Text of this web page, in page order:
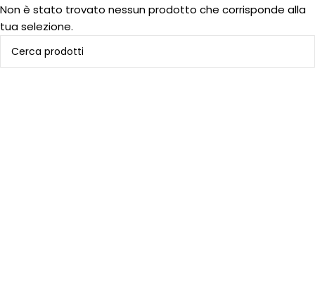
Non è stato trovato nessun prodotto che corrisponde alla
tua selezione.